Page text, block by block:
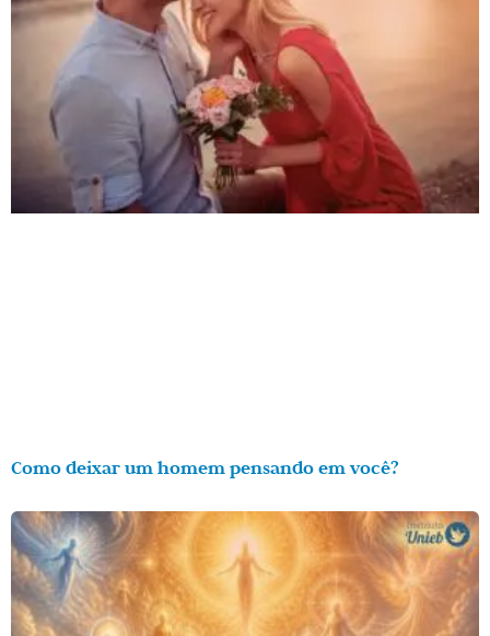
Como deixar um homem pensando em você?